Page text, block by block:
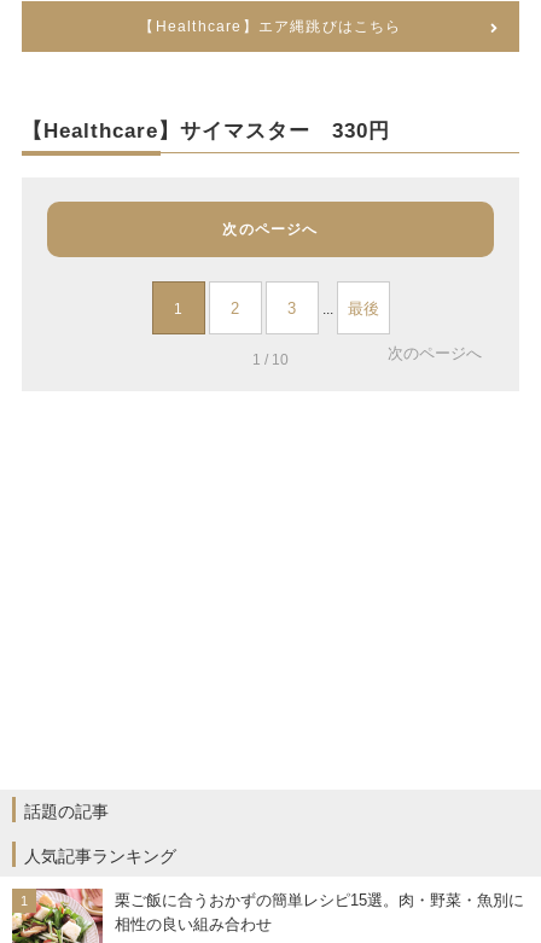
【Healthcare】エア縄跳びはこちら
【Healthcare】サイマスター 330円
次のページへ
1 2 3 ... 最後
1 / 10 次のページへ
話題の記事
人気記事ランキング
栗ご飯に合うおかずの簡単レシピ15選。肉・野菜・魚別に
相性の良い組み合わせ